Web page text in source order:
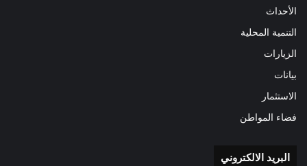
الأحداث
التنمية المحلية
الزيارات
بيانات
الاستثمار
فضاء المواطن
البريد الالكتروني